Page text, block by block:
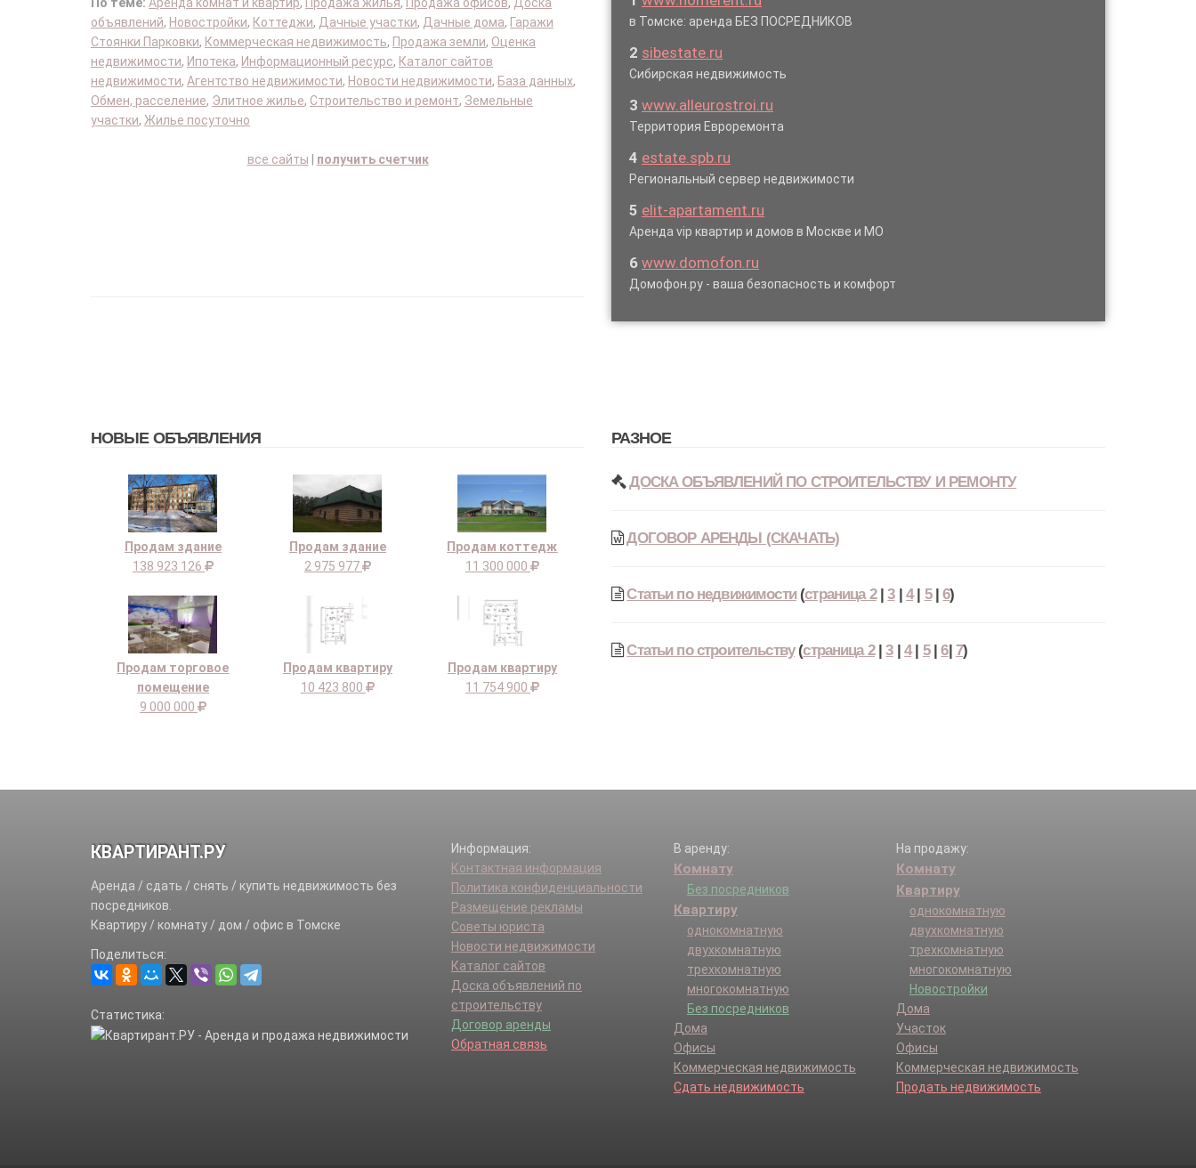
объявлений, Новостройки, Коттеджи, Дачные участки, Дачные дома, Гаражи
Стоянки Парковки, Коммерческая недвижимость, Продажа земли, Оценка
недвижимости, Ипотека, Информационный ресурс, Каталог сайтов
недвижимости, Агентство недвижимости, Новости недвижимости, База данных,
Обмен, расселение, Элитное жилье, Строительство и ремонт, Земельные
участки, Жилье посуточно
все сайты получить счетчик
в Томске: аренда БЕЗ ПОСРЕДНИКОВ
2 sibestate.ru
Сибирская недвижимость
3 www.alleurostroi.ru
Территория Евроремонта
4 estate.spb.ru
Региональный сервер недвижимости
5 elit-apartament.ru
Аренда vip квартир и домов в Москве и МО
6 www.domofon.ru
Домофон.ру - ваша безопасность и комфорт
НОВЫЕ ОБЪЯВЛЕНИЯ
Продам здание
138 923 126
Продам здание
2 975 977
Продам коттедж
11 300 000
Продам торговое
помещение
9 000 000
Продам квартиру
10 423 800
Продам квартиру
11 754 900
РАЗНОЕ
ДОСКА ОБЪЯВЛЕНИЙ ПО СТРОИТЕЛЬСТВУ И РЕМОНТУ
ДОГОВОР АРЕНДЫ (СКАЧАТЬ)
Статьи по недвижимости(страница 2|3| 4| 5|6)
Статьи по строительству(страница 2|3|4| 5|6| 7)
КВАРТИРАНТ.РУ
Аренда / сдать / снять / купить недвижимость без
посредников.
Квартиру / комнату / дом / офис в Томске
Поделиться:
Статистика:
Информация:
Контактная информация
Политика конфиденциальности
Размещение рекламы
Советы юриста
Новости недвижимости
Каталог сайтов
Доска объявлений по
строительству
Договор аренды
Обратная связь
В аренду:
Комнату
Без посредников
Квартиру
однокомнатную
двухкомнатную
трехкомнатную
многокомнатную
Без посредников
Дома
Офисы
Коммерческая недвижимость
Сдать недвижимость
На продажу:
Комнату
Квартиру
однокомнатную
двухкомнатную
трехкомнатную
многокомнатную
Новостройки
Дома
Участок
Офисы
Коммерческая недвижимость
Продать недвижимость